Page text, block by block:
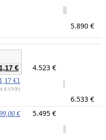
5.890 €
€
€1
€ UVP
4.523 €
6.533 €
€ 5.495 €